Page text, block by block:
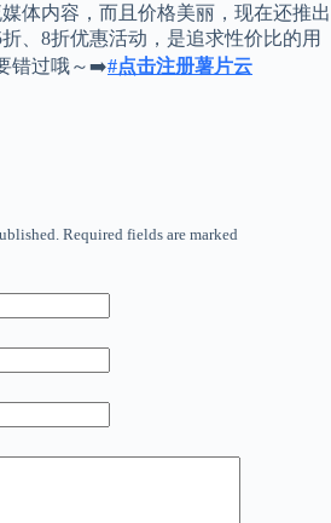
体内容，而且价格美丽，现在还推出
、8折优惠活动，是追求性价比的用
错过哦～➡️#点击注册薯片云
Required fields are marked